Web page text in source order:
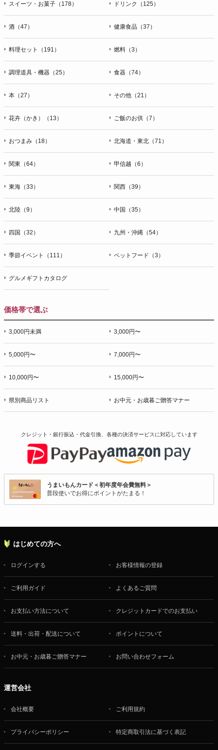
スイーツ・お菓子（178） ドリンク（125）
酒（47） 健康食品（37）
料理セット（191） 燃料（3）
調理道具・機器（25） 食器（74）
本（27） その他（21）
花卉（かき）（13） ご飯のお供（7）
おつまみ（18） 北海道・東北（71）
関東（64） 甲信越（6）
東海（33） 関西（39）
北陸（9） 中国（35）
四国（32） 九州・沖縄（54）
季節イベント（111） ペットフード（3）
グルメギフトカタログ
価格帯で選ぶ
3,000円未満 3,000円〜
5,000円〜 7,000円〜
10,000円〜 15,000円〜
県別商品リスト お中元・お歳暮ご贈答マナー
クレジット・銀行振込・代金引換、各種の決済サービスに対応しています
うまいもんカード＜初年度年会費無料＞
普段使いでお得にポイントがたまる！
はじめての方へ
ログインする お客様情報の登録
ご利用ガイド よくあるご質問
お支払い方法について クレジットカードでのお支払い
送料・出荷・配送について ポイントについて
お中元・お歳暮ご贈答マナー お問い合わせフォーム
運営会社
会社概要 ご利用規約
プライバシーポリシー 特定商取引法に基づく表記